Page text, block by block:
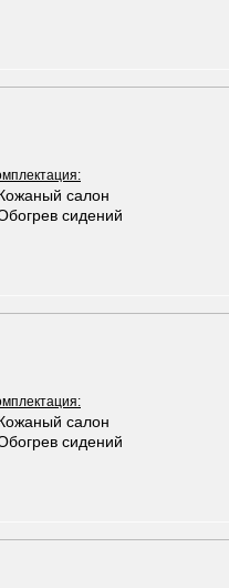
салон
сидений
салон
сидений